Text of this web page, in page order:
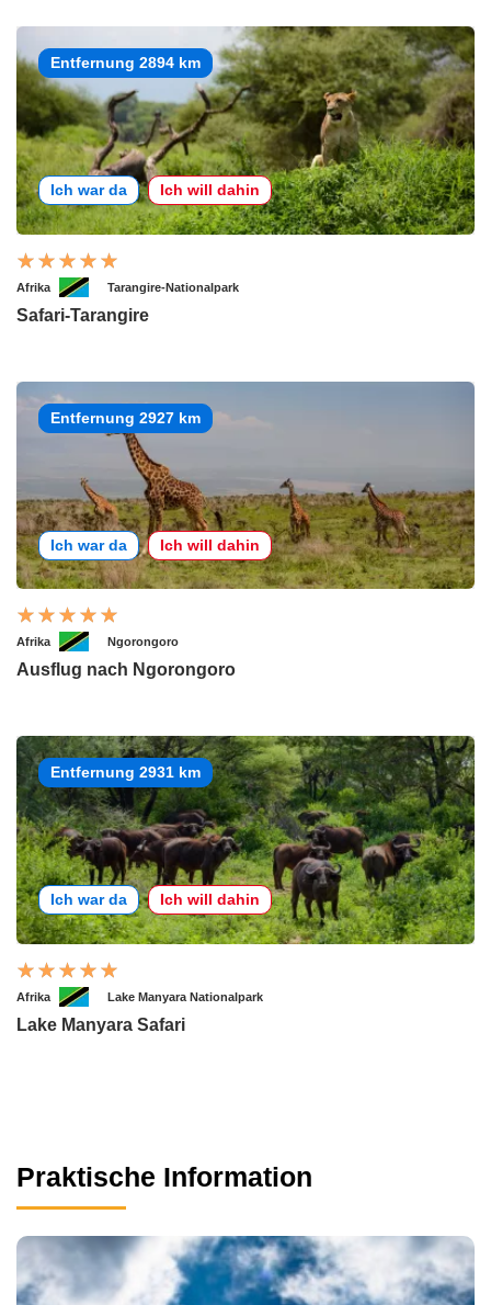
Entfernung 2894 km
Ich war da Ich will dahin
Afrika Tarangire-Nationalpark
Safari-Tarangire
Entfernung 2927 km
Ich war da Ich will dahin
Afrika Ngorongoro
Ausflug nach Ngorongoro
Entfernung 2931 km
Ich war da Ich will dahin
Afrika Lake Manyara Nationalpark
Lake Manyara Safari
Praktische Information